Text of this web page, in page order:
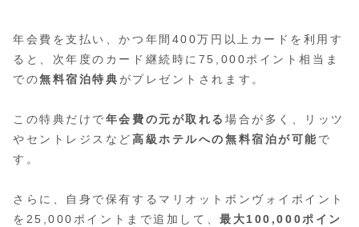
年会費を支払い、かつ年間400万円以上カードを利用す
ると、次年度のカード継続時に75,000ポイント相当ま
での無料宿泊特典 がプレゼントされます。
この特典だけで年会費の元が取れる 場合が多く、リッツ
やセントレジスなど高級ホテルへの無料宿泊が可能で
す。
さらに、自身で保有するマリオットボンヴォイポイント
を25,000ポイントまで追加して、最大100,000ポイン